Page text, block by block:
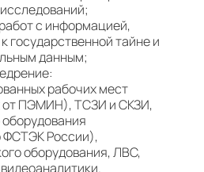
с информацией,
государственной тайне и
данным;
рабочих мест
ПЭМИН), ТСЗИ и СКЗИ,
ФСТЭК России),
оборудования, ЛВС,